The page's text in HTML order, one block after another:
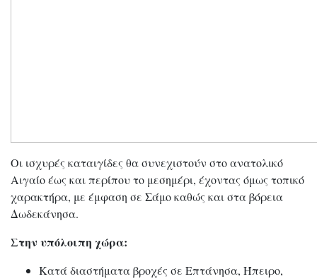
Οι ισχυρές καταιγίδες θα συνεχιστούν στο ανατολικό
Αιγαίο έως και περίπου το μεσημέρι, έχοντας όμως τοπικό
χαρακτήρα, με έμφαση σε Σάμο καθώς και στα βόρεια
Δωδεκάνησα.
Στην υπόλοιπη χώρα:
Κατά διαστήματα βροχές σε Επτάνησα, Ήπειρο,